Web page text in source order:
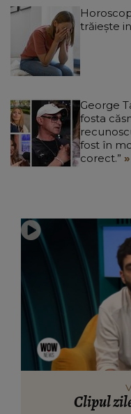
trăiește
George
fosta
fost în
corect.”
Clipul